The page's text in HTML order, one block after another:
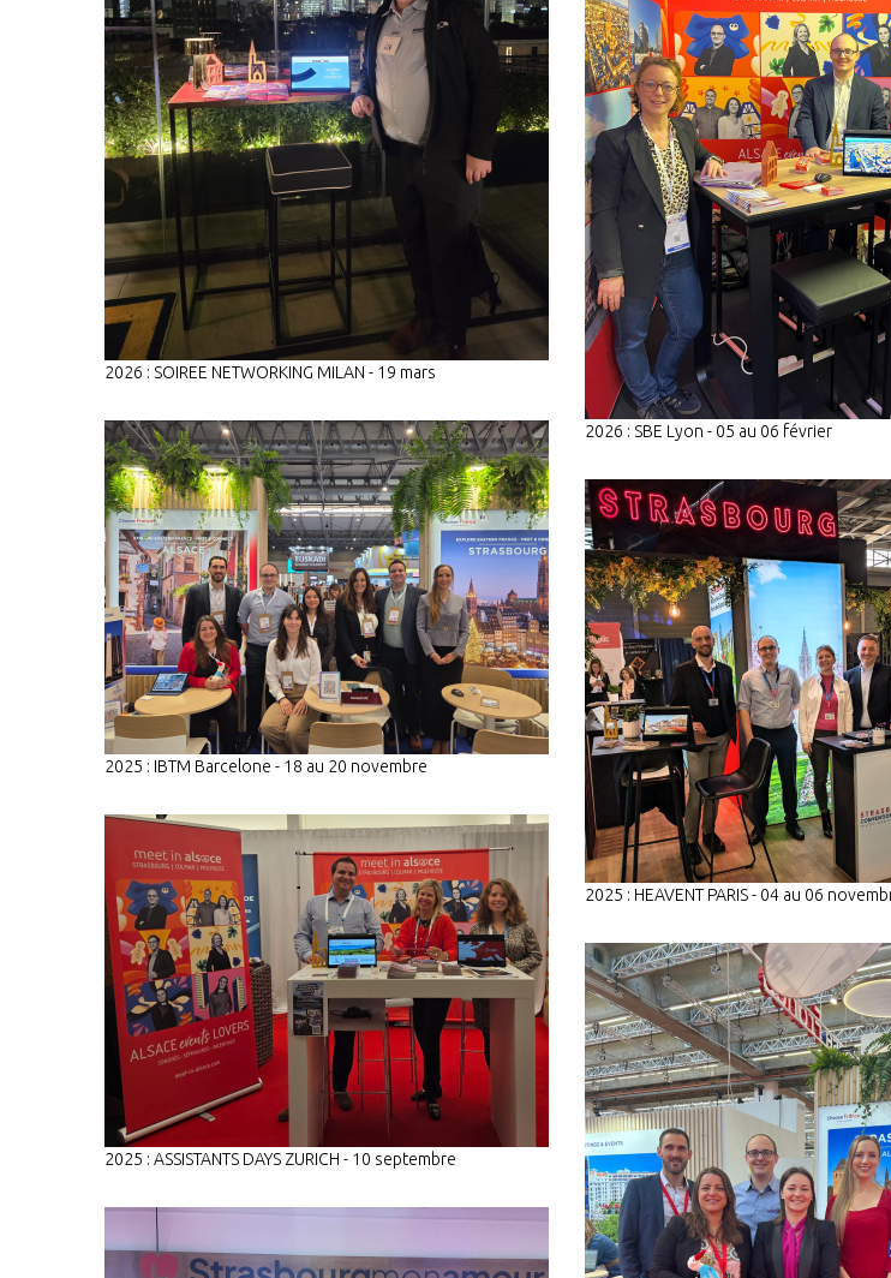
2026 : SOIREE NETWORKING MILAN - 19 mars
2026 : SBE Lyon - 05 au 06 février
2025 : IBTM Barcelone - 18 au 20 novembre
2025 : HEAVENT PARIS - 04 au 06
2025 : ASSISTANTS DAYS ZURICH - 10 septembre